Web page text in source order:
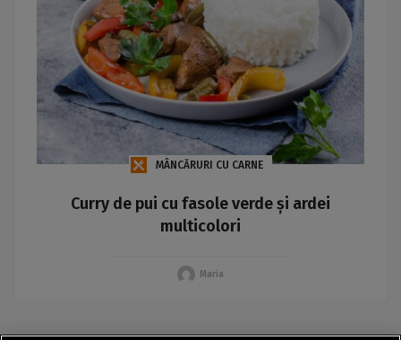
MÂNCĂRURI CU CARNE
Curry de pui cu fasole verde și ardei
multicolori
Maria